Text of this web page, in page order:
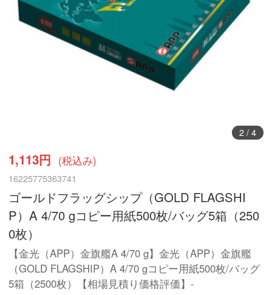
3/ 4
1,113円 (税込み)
16225775363741
ゴールドフラッグシップ（GOLD FLAGSHI
P）A 4/70 gコピー用紙500枚/バッグ5箱（250
0枚）
【金光（APP）金旗艦A 4/70 g】金光（APP）金旗艦
（GOLD FLAGSHIP）A 4/70 gコピー用紙500枚/バッグ
5箱（2500枚）【相場見積り価格評価】-